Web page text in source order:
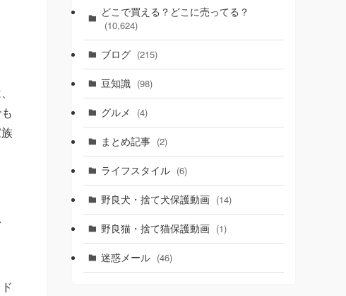
どこで買える？どこに売ってる？
(10,624)
ブログ (215)
豆知識 (98)
グルメ (4)
まとめ記事 (2)
ライフスタイル (6)
野良犬・捨て犬保護動画 (14)
野良猫・捨て猫保護動画 (1)
迷惑メール (46)